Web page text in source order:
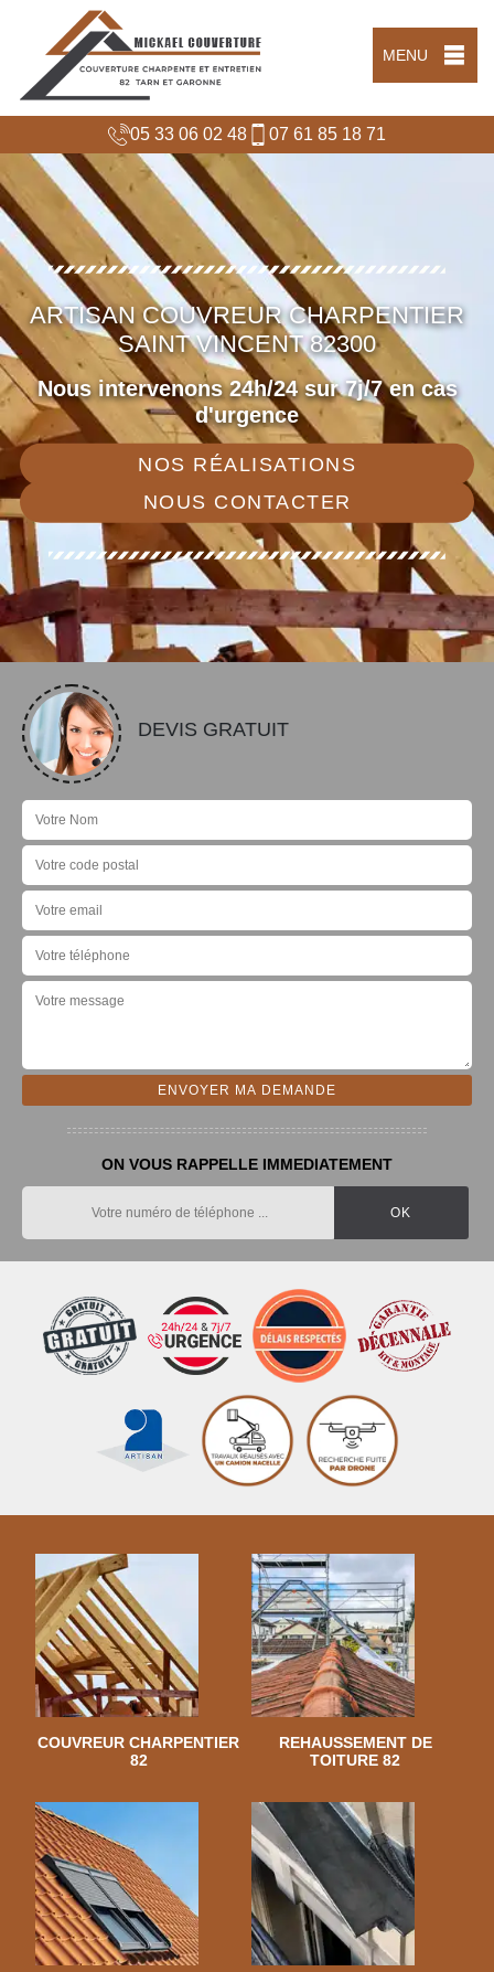
MENU
05 33 06 02 48 07 61 85 18 71
ARTISAN COUVREUR CHARPENTIER
SAINT VINCENT 82300
Nous intervenons 24h/24 sur 7j/7 en cas
d'urgence
NOS RÉALISATIONS
NOUS CONTACTER
DEVIS GRATUIT
ON VOUS RAPPELLE IMMEDIATEMENT
COUVREUR CHARPENTIER
82
REHAUSSEMENT DE
TOITURE 82